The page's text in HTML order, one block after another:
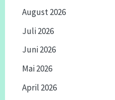
August 2026
Juli 2026
Juni 2026
Mai 2026
April 2026